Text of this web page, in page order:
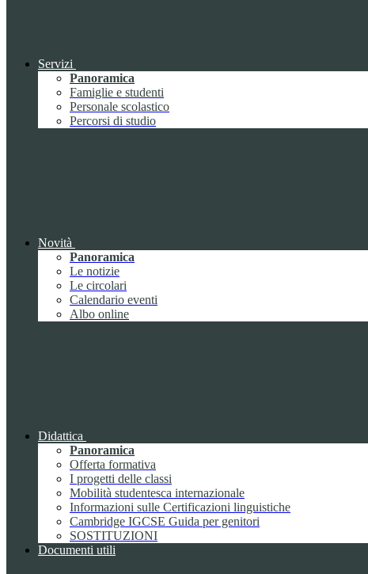
Servizi
Panoramica
Famiglie e studenti
Personale scolastico
Percorsi di studio
Novità
Panoramica
Le notizie
Le circolari
Calendario eventi
Albo online
Didattica
Panoramica
Offerta formativa
I progetti delle classi
Mobilità studentesca internazionale
Informazioni sulle Certificazioni linguistiche
Cambridge IGCSE Guida per genitori
SOSTITUZIONI
Documenti utili